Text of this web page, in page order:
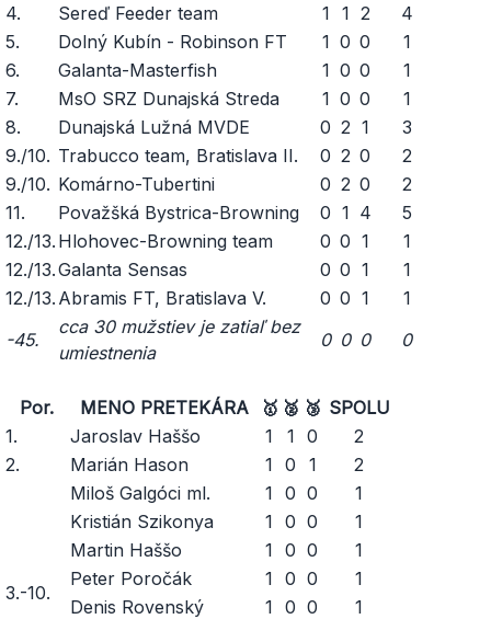
4.
Sereď Feeder team 1 1 2
4
5.
Dolný Kubín - Robinson FT 1 0 0
1
6.
Galanta-Masterfish 1 0 0
1
7.
MsO SRZ Dunajská Streda 1 0 0
1
8.
Dunajská Lužná MVDE 0 2 1
3
9./10. Trabucco team, Bratislava II. 0 2 0
2
9./10. Komárno-Tubertini 0 2 0
2
11.
Považšká Bystrica-Browning 0 1 4
5
12./13. Hlohovec-Browning team 0 0 1
1
12./13.Galanta Sensas 0 0 1
1
12./13. Abramis FT, Bratislava V. 0 0 1
1
-45.
cca 30 mužstiev je zatiaľ bez
umiestnenia
0 0 0 0
Por. MENO PRETEKÁRA 🥇 🥈 🥉 SPOLU
1.
Jaroslav Haššo 1 1 0
2
2.
Marián Hason 1 0 1 2
3.-10.
Miloš Galgóci ml. 1 0 0
1
Kristián Szikonya
1 0 0
1
Martin Haššo
1 0 0
1
Peter Poročák
1 0 0
1
Denis Rovenský
1 0 0
1